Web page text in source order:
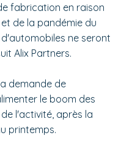
fabrication en raison
de la pandémie du
d'automobiles ne seront
Alix Partners.
demande de
le boom des
l'activité, après la
printemps.